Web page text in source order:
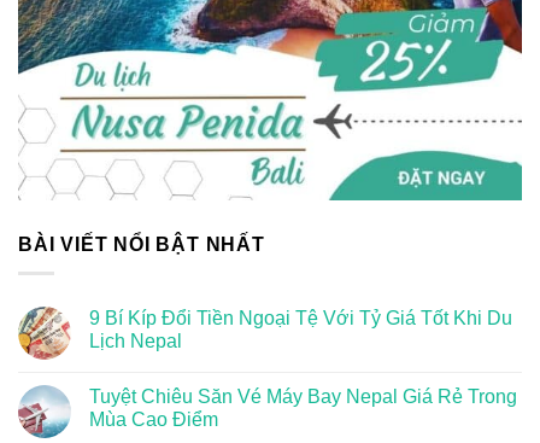
BÀI VIẾT NỔI BẬT NHẤT
9 Bí Kíp Đổi Tiền Ngoại Tệ Với Tỷ Giá Tốt Khi Du
Lịch Nepal
Tuyệt Chiêu Săn Vé Máy Bay Nepal Giá Rẻ Trong
Mùa Cao Điểm